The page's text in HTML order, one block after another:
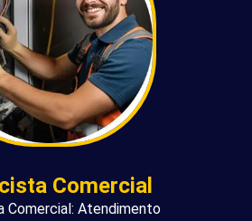
Comercial
Comercial: Atendimento